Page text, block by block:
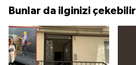
Bunlar da ilginizi çekebilir